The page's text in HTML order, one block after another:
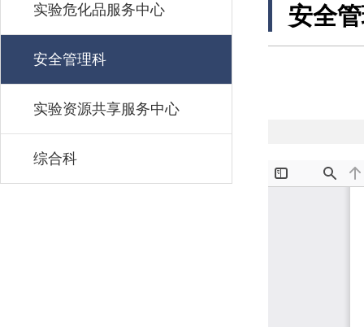
实验危化品服务中心
安全管理科
实验资源共享服务中心
综合科
安全